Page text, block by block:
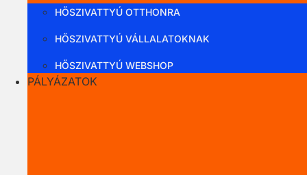
HŐSZIVATTYÚ OTTHONRA
HŐSZIVATTYÚ VÁLLALATOKNAK
HŐSZIVATTYÚ WEBSHOP
PÁLYÁZATOK